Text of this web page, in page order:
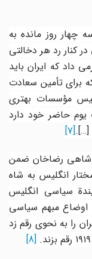
روز مانده به
رد هر دخالتی
که ایران باید
تأمین سعادت
مؤسسات بهتری
حاضر خود دارد
].
[7]
رضاخان ضمن
انگلیس به شاه
سیاسی انگلیس
مبهم سیاسی
را به نحوی رقم زد
رقم بزند.[8]